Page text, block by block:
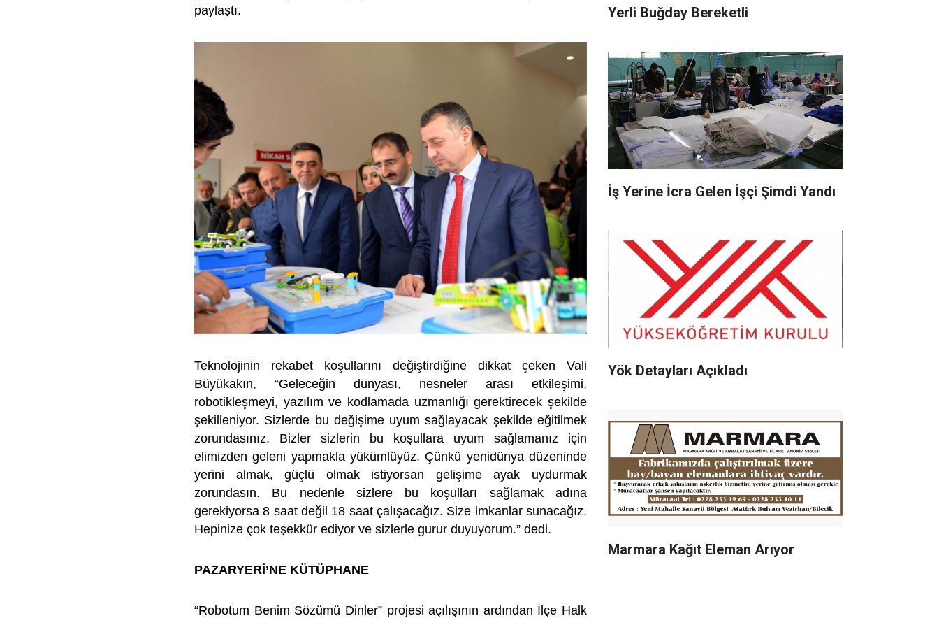
paylaştı.
Teknolojinin rekabet koşullarını değiştirdiğine dikkat çeken Vali
Büyükakın, “Geleceğin dünyası, nesneler arası etkileşimi,
robotikleşmeyi, yazılım ve kodlamada uzmanlığı gerektirecek şekilde
şekilleniyor. Sizlerde bu değişime uyum sağlayacak şekilde eğitilmek
zorundasınız. Bizler sizlerin bu koşullara uyum sağlamanız için
elimizden geleni yapmakla yükümlüyüz. Çünkü yenidünya düzeninde
yerini almak, güçlü olmak istiyorsan gelişime ayak uydurmak
zorundasın. Bu nedenle sizlere bu koşulları sağlamak adına
gerekiyorsa 8 saat değil 18 saat çalışacağız. Size imkanlar sunacağız.
Hepinize çok teşekkür ediyor ve sizlerle gurur duyuyorum.” dedi.
PAZARYERİ’NE KÜTÜPHANE
“Robotum Benim Sözümü Dinler” projesi açılışının ardından İlçe Halk
Yerli Buğday Bereketli
İş Yerine İcra Gelen İşçi Şimdi Yandı
Yök Detayları Açıkladı
Marmara Kağıt Eleman Arıyor